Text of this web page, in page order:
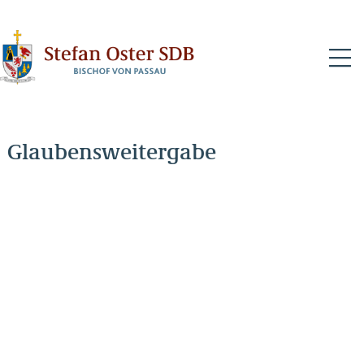
Glaubensweitergabe